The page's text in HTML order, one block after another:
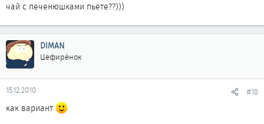
чай с печенюшками пьете??)))
DIMAN
Цефирёнок
15.12.2010 #18
как вариант